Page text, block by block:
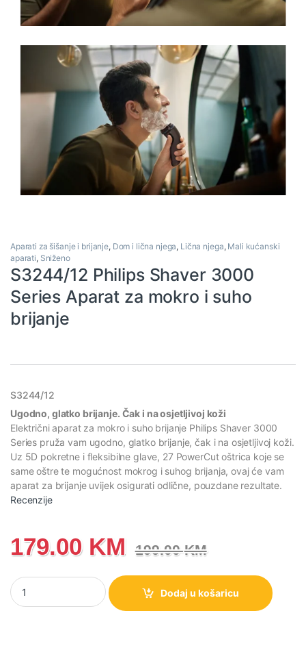
Aparati za šišanje i brijanje, Dom i lična njega, Lična njega, Mali kućanski
aparati, Sniženo
S3244/12 Philips Shaver 3000
Series Aparat za mokro i suho
brijanje
S3244/12
Ugodno, glatko brijanje. Čak i na osjetljivoj koži
Električni aparat za mokro i suho brijanje Philips Shaver 3000
Series pruža vam ugodno, glatko brijanje, čak i na osjetljivoj koži.
Uz 5D pokretne i fleksibilne glave, 27 PowerCut oštrica koje se
same oštre te mogućnost mokrog i suhog brijanja, ovaj će vam
aparat za brijanje uvijek osigurati odlične, pouzdane rezultate.
Recenzije
179.00 KM 199.00KM
S3244/12 Philips Shaver 3000 Series Aparat za mokro i suho
Dodaj u košaricu